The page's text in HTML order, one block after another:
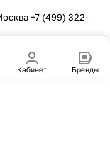
Кабинет Бренды
+7 (499) 322-